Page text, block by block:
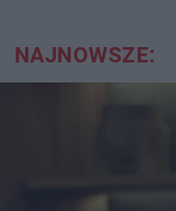
NAJNOWSZE: